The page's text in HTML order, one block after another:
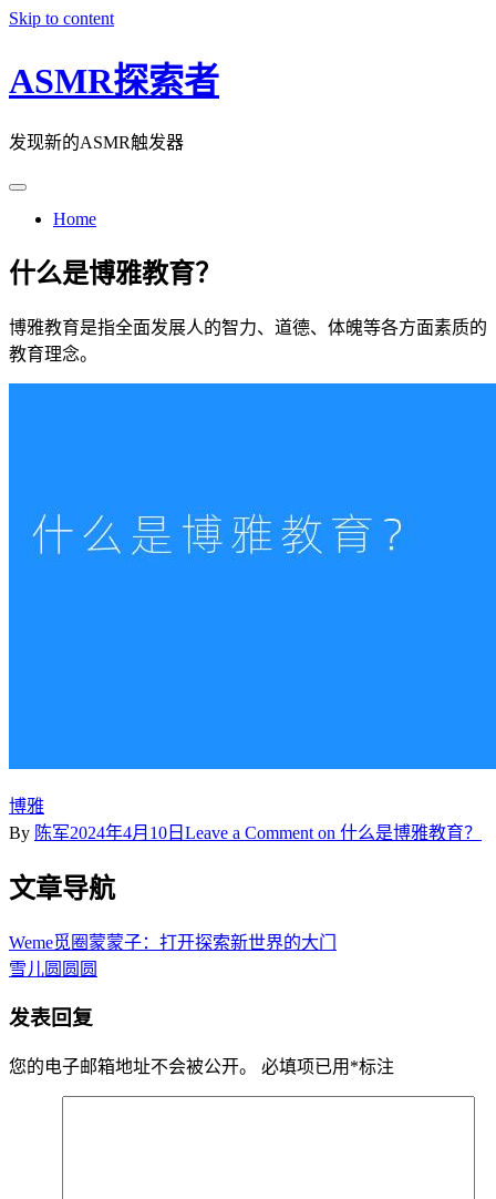
Skip to content
ASMR探索者
发现新的ASMR触发器
Home
什么是博雅教育？
博雅教育是指全面发展人的智力、道德、体魄等各方面素质的
教育理念。
博雅
By 陈军2024年4月10日 Leave a Comment on 什么是博雅教育？
文章导航
Weme觅圈蒙蒙子：打开探索新世界的大门
雪儿圆圆圆
发表回复
您的电子邮箱地址不会被公开。 必填项已用 *标注